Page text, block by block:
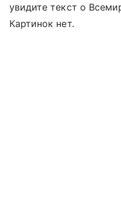
увидите текст о
Картинок нет.